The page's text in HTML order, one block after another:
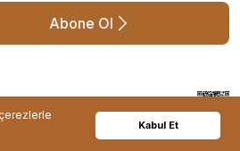
Kabul Et
Abone Ol